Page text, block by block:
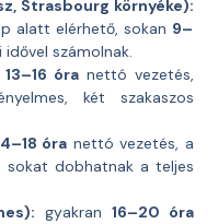
Strasbourg környéke):
alatt elérhető, sokan 9–
számolnak.
13–16 óranettó vezetés,
két szakaszos
óra nettó vezetés, a
dobhatnak a teljes
gyakran 16–20 óra